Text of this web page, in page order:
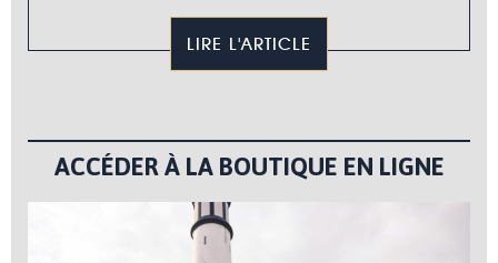
LIRE L'ARTICLE
ACCÉDER À LA BOUTIQUE EN LIGNE